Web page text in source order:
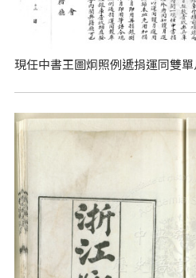
現任中書王圖炯照例遞捐運同雙